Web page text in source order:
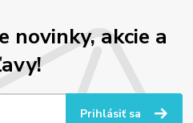
novinky, akcie a
Prihlásiť sa